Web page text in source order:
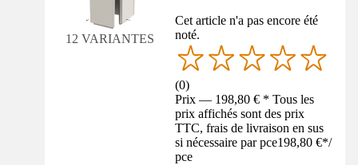
12 VARIANTES
Cet article n'a pas encore été
noté.
(0)
Prix — 198,80 € * Tous les
prix affichés sont des prix
TTC, frais de livraison en sus
si nécessaire par pce198,80 €*/
pce